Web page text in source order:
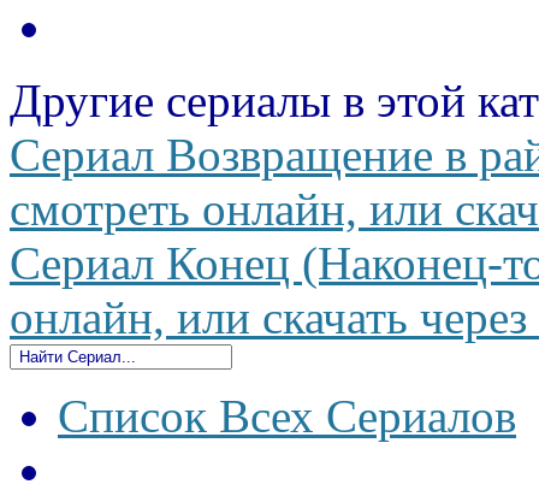
Другие сериалы в этой
Сериал Возвращение в
смотреть онлайн, или
Сериал Конец (Наконец-
онлайн, или скачать
Список Всех Сериалов